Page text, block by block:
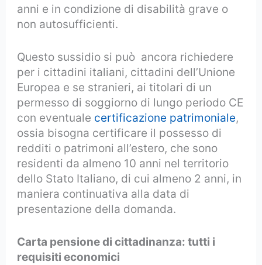
anni e in condizione di disabilità grave o
non autosufficienti.
Questo sussidio si può ancora richiedere
per i cittadini italiani, cittadini dell’Unione
Europea e se stranieri, ai titolari di un
permesso di soggiorno di lungo periodo CE
con eventuale certificazione patrimoniale,
ossia bisogna certificare il possesso di
redditi o patrimoni all’estero, che sono
residenti da almeno 10 anni nel territorio
dello Stato Italiano, di cui almeno 2 anni, in
maniera continuativa alla data di
presentazione della domanda.
Carta pensione di cittadinanza: tutti i
requisiti economici